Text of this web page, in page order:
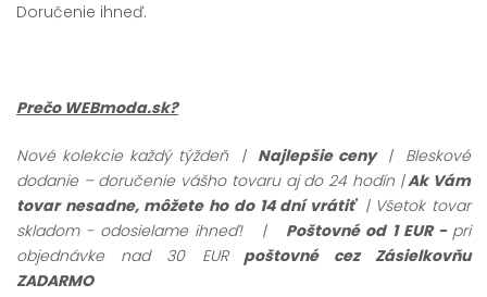
Doručenie ihneď.
Prečo WEBmoda.sk?
Nové kolekcie každý týždeň |Najlepšie ceny | Bleskové
dodanie – doručenie vášho tovaru aj do 24 hodín |Ak Vám
tovar nesadne, môžete ho do 14 dní vrátiť | Všetok tovar
skladom - odosielame ihneď!
| Poštovné od 1 EUR - pri
objednávke nad 30 EURpoštovné cez Zásielkovňu
ZADARMO